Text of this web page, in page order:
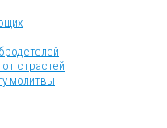
страстей
молитвы